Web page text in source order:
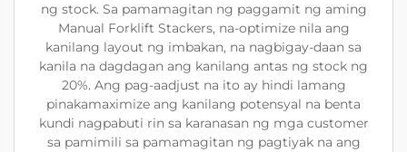
ng stock. Sa pamamagitan ng paggamit ng aming
Manual Forklift Stackers, na-optimize nila ang
kanilang layout ng imbakan, na nagbigay-daan sa
kanila na dagdagan ang kanilang antas ng stock ng
20%. Ang pag-aadjust na ito ay hindi lamang
pinakamaximize ang kanilang potensyal na benta
kundi nagpabuti rin sa karanasan ng mga customer
sa pamimili sa pamamagitan ng pagtiyak na ang